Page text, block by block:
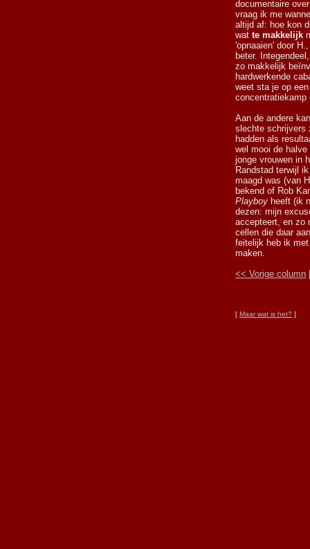
documentaire
vraag ik me
altijd af: hoe kon
wat te makkelijk
'opnaaien' door
beter.
zo makkelijk
hardwerkende
weet sta je op
Aan de andere
slechte schrijvers
hadden als
wel mooi de
jonge vrouwen in
Randstad terwijl
maagd was (van
bekend of Rob
Playboy heeft (ik
dezen: mijn
accepteert, en zo
cellen die daar
feitelijk heb ik
maken.
<< Vorige column
[ Maar wat is het? ]